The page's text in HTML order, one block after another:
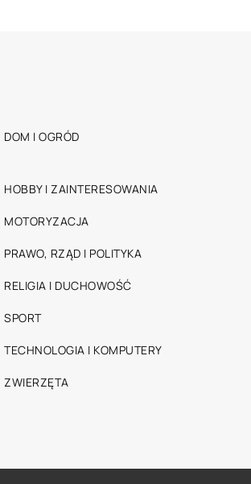
DOM I OGRÓD
HOBBY I ZAINTERESOWANIA
MOTORYZACJA
PRAWO, RZĄD I POLITYKA
RELIGIA I DUCHOWOŚĆ
SPORT
TECHNOLOGIA I KOMPUTERY
ZWIERZĘTA